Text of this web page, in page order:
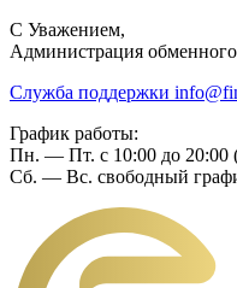
C Уважением,
Администрация обменного
Служба поддержки
График работы:
Пн. — Пт. с 10:00 до 20:00
Сб. — Вс. свободный